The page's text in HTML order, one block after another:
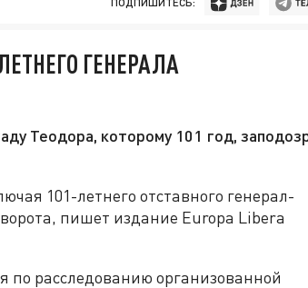
ГЕНЕРАЛА
Теодора, которому 101 год,
101-летнего отставного генерал-
пишет издание Europa Libera
расследованию организованной